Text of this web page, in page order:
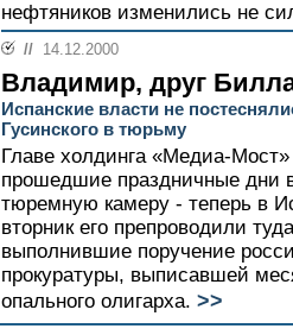
нефтяников изменились не
// 14.12.2000
Владимир, друг
Испанские власти не
Гусинского в тюрьму
Главе холдинга «Медиа-
прошедшие праздничные дни
тюремную камеру - теперь в
вторник его препроводили
выполнившие поручение
прокуратуры, выписавшей
опального олигарха. >>